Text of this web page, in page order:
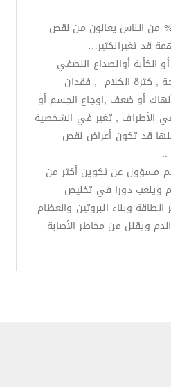
تعلم بان أكثر من 80% من الناس يعانون من نقص
قد تغيرالكثير…
الكأبة أوالصداع النصفي
, كثرة الكلام , فقدان
أو ضعف ,اوجاع الجسم أو
الأطراف , تغير في الشخصية
قد تكون أعراض نقص
مسؤول عن تكوين أكثر من
ويلعب دورا في تخليص
وبناء البروتين والعظام
ويقلل من مخاطر الأصابة